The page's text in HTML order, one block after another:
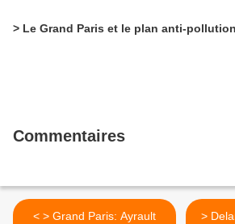
> Le Grand Paris et le plan anti-
Commentaires
< > Grand Paris: Ayrault
>